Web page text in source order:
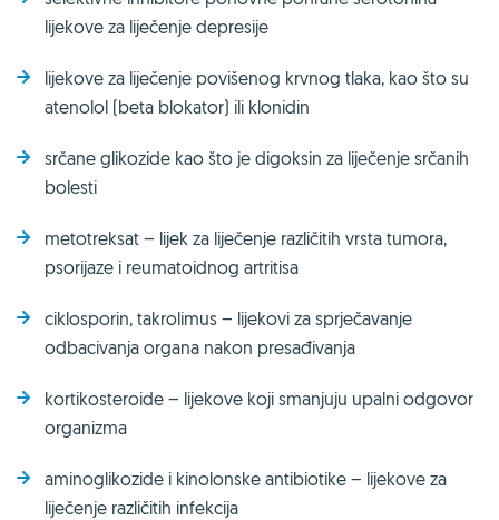
lijekove za liječenje depresije
lijekove za liječenje povišenog krvnog tlaka, kao što su
atenolol (beta blokator) ili klonidin
srčane glikozide kao što je digoksin za liječenje srčanih
bolesti
metotreksat – lijek za liječenje različitih vrsta tumora,
psorijaze i reumatoidnog artritisa
ciklosporin, takrolimus – lijekovi za sprječavanje
odbacivanja organa nakon presađivanja
kortikosteroide – lijekove koji smanjuju upalni odgovor
organizma
aminoglikozide i kinolonske antibiotike – lijekove za
liječenje različitih infekcija